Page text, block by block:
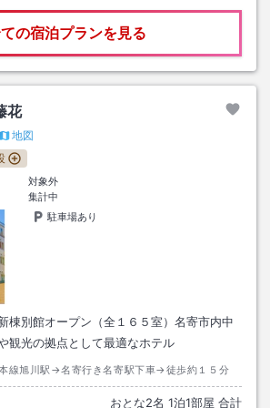
の宿泊プランを見る
花
地図
対象外
集計中
駐車場あり
棟別館オープン（全１６５室）名寄市内中
観光の拠点として最適なホテル
本線旭川駅→名寄行き名寄駅下車→徒歩約１５分
おとな2名 1泊1部屋 合計